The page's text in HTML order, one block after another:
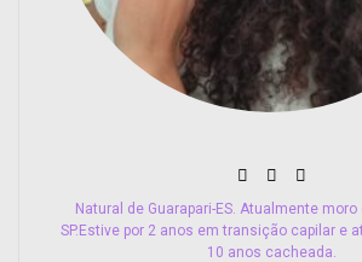
Natural de Guarapari-ES. Atualmente
SP.Estive por 2 anos em transição capilar e
10 anos cacheada.